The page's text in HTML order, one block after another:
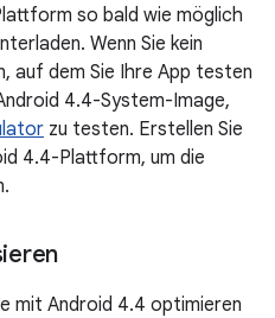
so bald wie möglich
Wenn Sie kein
auf dem Sie Ihre App testen
4.4-System-Image,
zu testen. Erstellen Sie
4.4-Plattform, um die
mit Android 4.4 optimieren